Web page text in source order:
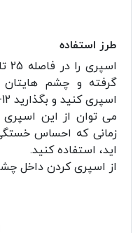
طرز استفاده
گرفته و چشم
اسپری کنید و بگذارید 12-10 دقیقه بر روی پوستتان بماند.
می توان از این اسپری
زمانی که احساس
اید، استفاده کنید.
از اسپری کردن داخل